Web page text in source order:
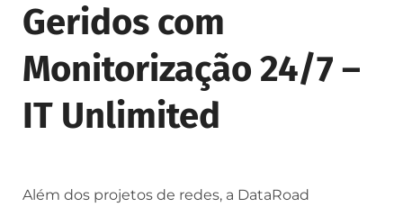
Geridos com
Monitorização 24/7 –
IT Unlimited
Além dos projetos de redes, a DataRoad